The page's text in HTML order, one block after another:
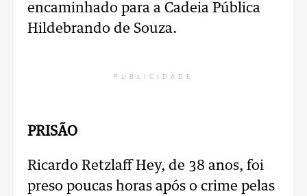
encaminhado para a Cadeia Pública
Hildebrando de Souza.
PUBLICIDADE
PRISÃO
Ricardo Retzlaff Hey, de 38 anos, foi
preso poucas horas após o crime pelas